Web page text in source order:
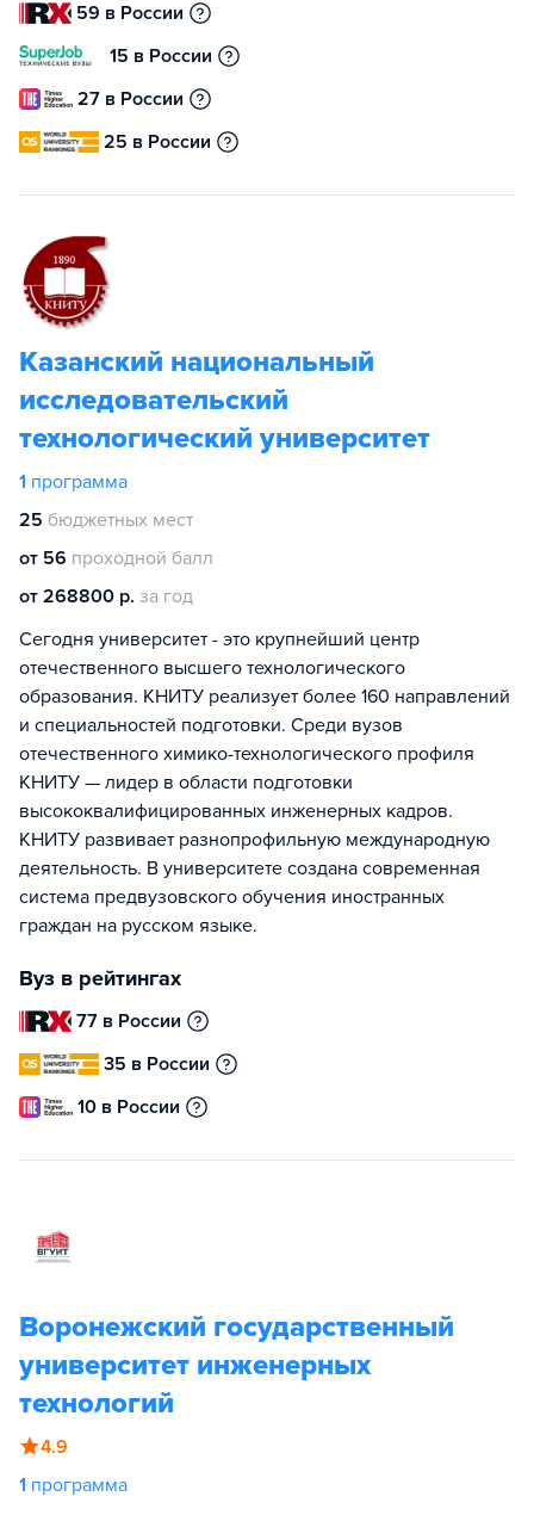
59 в России
15 в России
27 в России
25 в России
Казанский национальный
исследовательский
технологический университет
1 программа
25 бюджетных мест
от 56 проходной балл
от 268800 р. за год
Сегодня университет - это крупнейший центр
отечественного высшего технологического
образования. КНИТУ реализует более 160 направлений
и специальностей подготовки. Среди вузов
отечественного химико-технологического профиля
КНИТУ — лидер в области подготовки
высококвалифицированных инженерных кадров.
КНИТУ развивает разнопрофильную международную
деятельность. В университете создана современная
система предвузовского обучения иностранных
граждан на русском языке.
Вуз в рейтингах
77 в России
35 в России
10 в России
Воронежский государственный
университет инженерных
технологий
4.9
1 программа